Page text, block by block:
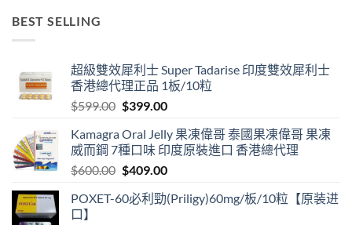
BEST SELLING
超級雙效犀利士 Super Tadarise 印度雙效犀利士
香港總代理正品 1板/10粒
$599.00 Original
was:
$599.00.
$399.00Current
is:
$399.00.
Kamagra Oral Jelly 果凍偉哥 泰國果凍偉哥 果凍
威而鋼 7種口味 印度原裝進口 香港總代理
$600.00 Original
was:
$409.00Current
is:
POXET-60必利勁(Priligy)60mg/板/10粒【原装进
口】